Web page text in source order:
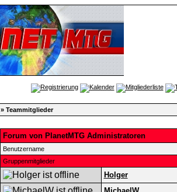
» Teammitglieder
Forum von PlanetMTG Administratoren
Benutzername
Gruppenmitglieder
Holger